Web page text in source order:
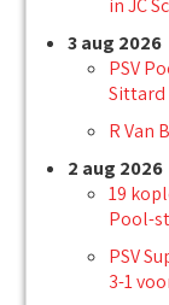
in JC
3 aug 2026
PSV
Sittard
R Van
2 aug 2026
19
Pool-
PSV
3-1